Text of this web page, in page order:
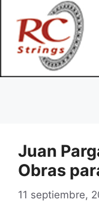
Juan
Obras
11 septiembre,